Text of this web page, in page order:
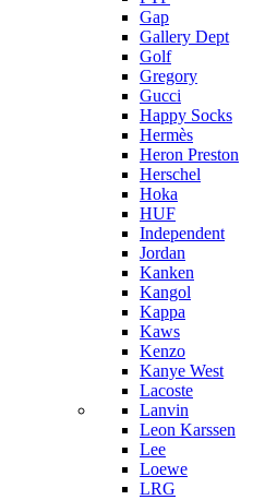
Gap
Gallery Dept
Golf
Gregory
Gucci
Happy Socks
Hermès
Heron Preston
Hersсhel
Hoka
HUF
Independent
Jordan
Kanken
Kangol
Kappa
Kaws
Kenzo
Kanye West
Lacoste
Lanvin
Leon Karssen
Lee
Loewe
LRG